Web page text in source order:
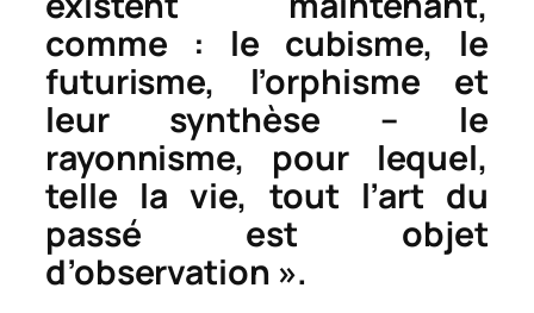
comme : le cubisme, le
futurisme, l’orphisme et
leur synthèse – le
rayonnisme, pour lequel,
telle la vie, tout l’art du
passé est objet
d’observation ».